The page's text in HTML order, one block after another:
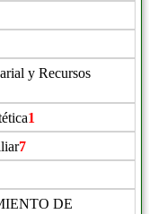
y Recursos
1
7
DE